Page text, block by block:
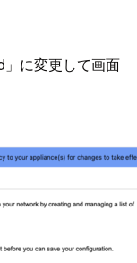
に変更して画面